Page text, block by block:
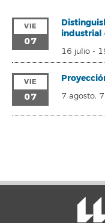
VIE
07
industrial
16 julio-
VIE
07 7 agosto,